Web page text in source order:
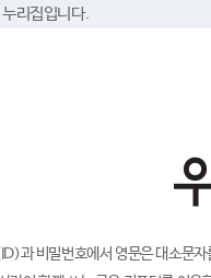
리집입니다.
과 비밀번호에서 영문은 대소문